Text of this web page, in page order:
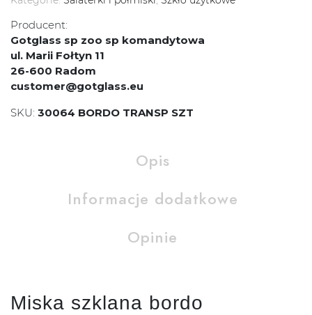
Producent:
Gotglass sp zoo sp komandytowa
ul. Marii Fołtyn 11
26-600 Radom
customer@gotglass.eu
SKU: 30064 BORDO TRANSP SZT
Opis
Informacje dodatkowe
Opinie
Miska szklana bordo